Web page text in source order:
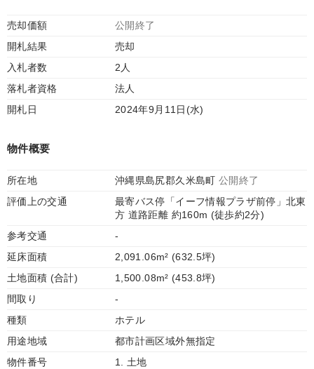
売却価額
公開終了
開札結果
売却
入札者数
2人
落札者資格
法人
開札日
2024年9月11日(水)
物件概要
所在地 沖縄県島尻郡久米島町 公開終了
評価上の交通
最寄バス停「イーフ情報プラザ前停」北東
方 道路距離 約160m (徒歩約2分)
参考交通
-
延床面積
2,091.06m² (632.5坪)
土地面積 (合計)
1,500.08m² (453.8坪)
間取り
-
種類
ホテル
用途地域
都市計画区域外無指定
物件番号
1. 土地